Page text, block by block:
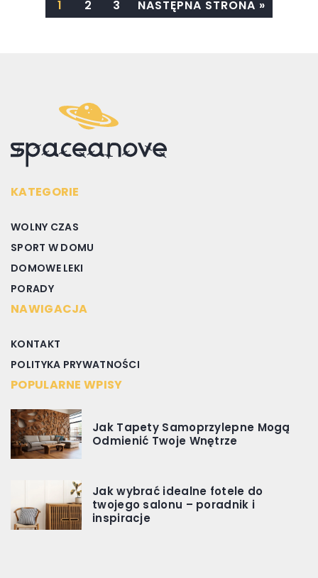
1 2 3 NASTĘPNA STRONA »
KATEGORIE
WOLNY CZAS
SPORT W DOMU
DOMOWE LEKI
PORADY
NAWIGACJA
KONTAKT
POLITYKA PRYWATNOŚCI
POPULARNE WPISY
Jak Tapety Samoprzylepne Mogą
Odmienić Twoje Wnętrze
Jak wybrać idealne fotele do
twojego salonu – poradnik i
inspiracje